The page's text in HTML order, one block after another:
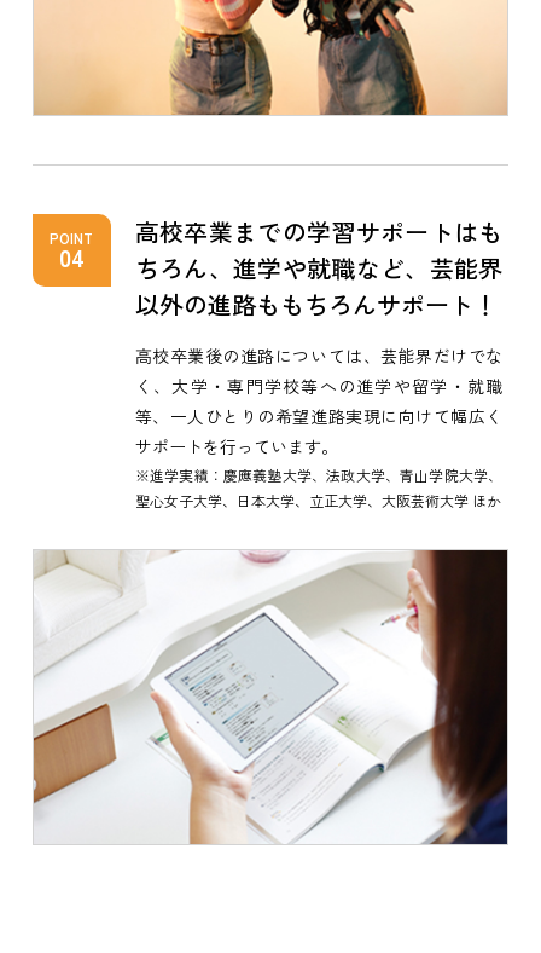
POINT
04
高校卒業までの学習サポートはも
ちろん、進学や就職など、芸能界
以外の進路ももちろんサポート！
高校卒業後の進路については、芸能界だけでな
く、大学・専門学校等への進学や留学・就職
等、一人ひとりの希望進路実現に向けて幅広く
サポートを行っています。
※進学実績：慶應義塾大学、法政大学、青山学院大学、
聖心女子大学、日本大学、立正大学、大阪芸術大学 ほか